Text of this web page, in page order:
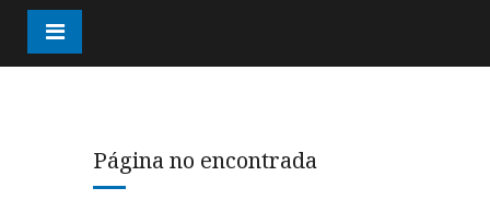
Página no encontrada